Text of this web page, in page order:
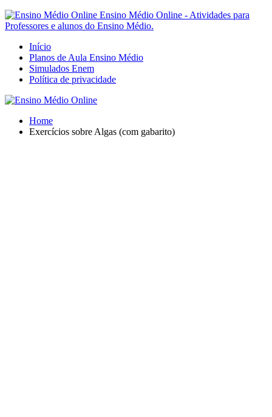
Ensino Médio Online - Atividades para
Professores e alunos do Ensino Médio.
Início
Planos de Aula Ensino Médio
Simulados Enem
Política de privacidade
Home
Exercícios sobre Algas (com gabarito)